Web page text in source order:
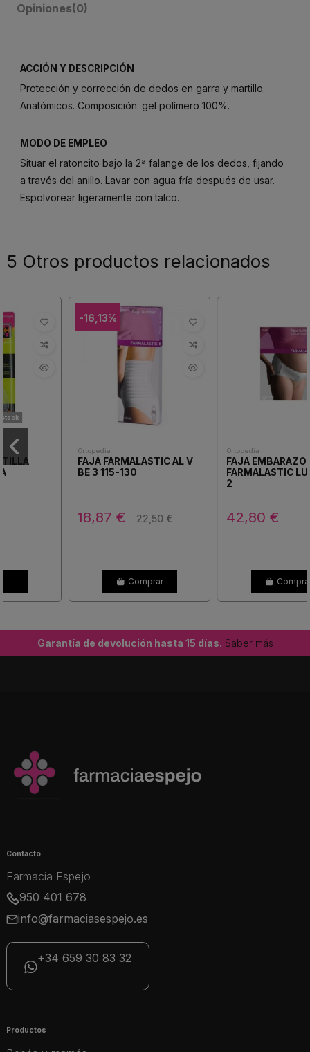
Opiniones(0)
ACCIÓN Y DESCRIPCIÓN
Protección y corrección de dedos en garra y martillo.
Anatómicos. Composición: gel polímero 100%.
MODO DE EMPLEO
Situar el ratoncito bajo la 2ª falange de los dedos, fijando
a través del anillo. Lavar con agua fría después de usar.
Espolvorear ligeramente con talco.
5 Otros productos relacionados
-16,13%
FAJA FARMALASTIC AL V
22,50 €
FAJA EMBARAZO
FARMALASTIC LUMBAR T-
42,80 €
Garantía de devolución hasta 15 días. Saber más
Contacto
Farmacia Espejo
950 401 678
info@farmaciasespejo.es
+34 659 30 83 32
Productos